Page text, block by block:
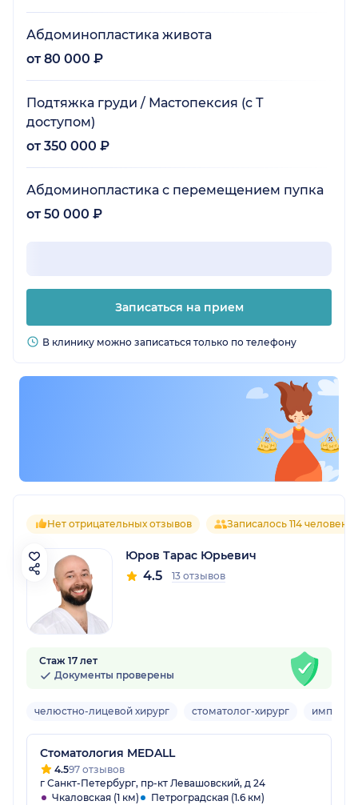
Абдоминопластика живота
от 80 000 ₽
Подтяжка груди / Мастопексия (с Т
доступом)
от 350 000 ₽
Абдоминопластика с перемещением пупка
от 50 000 ₽
Записаться на прием
В клинику можно записаться только по телефону
Нет отрицательных отзывов Записалось 114 человек
Юров Тарас Юрьевич
4.5 13 отзывов
Стаж 17 лет
Документы проверены
челюстно-лицевой хирург стоматолог-хирург
Стоматология MEDALL
4.597 отзывов
г Санкт-Петербург, пр-кт Левашовский, д 24
Чкаловская (1 км)
Петроградская (1.6 км)